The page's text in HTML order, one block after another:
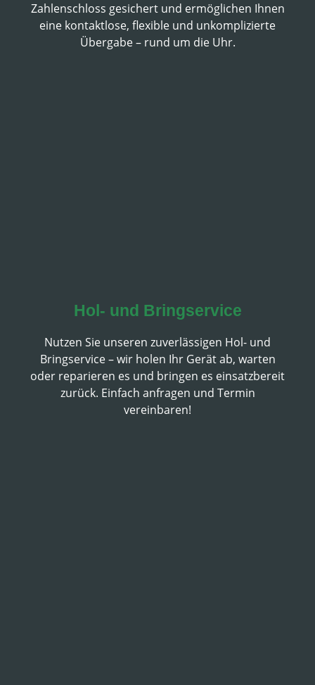
Zahlenschloss gesichert und ermöglichen Ihnen
eine kontaktlose, flexible und unkomplizierte
Übergabe– rund um die Uhr.
Hol- und Bringservice
Nutzen Sie unseren zuverlässigen Hol- und
Bringservice – wir holen Ihr Gerät ab, warten
oder reparieren es und bringen es einsatzbereit
zurück. Einfach anfragen und Termin
vereinbaren!